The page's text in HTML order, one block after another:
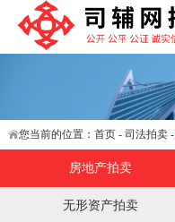
您当前的位置： 首页 - 司法拍卖-
房地产拍卖
无形资产拍卖